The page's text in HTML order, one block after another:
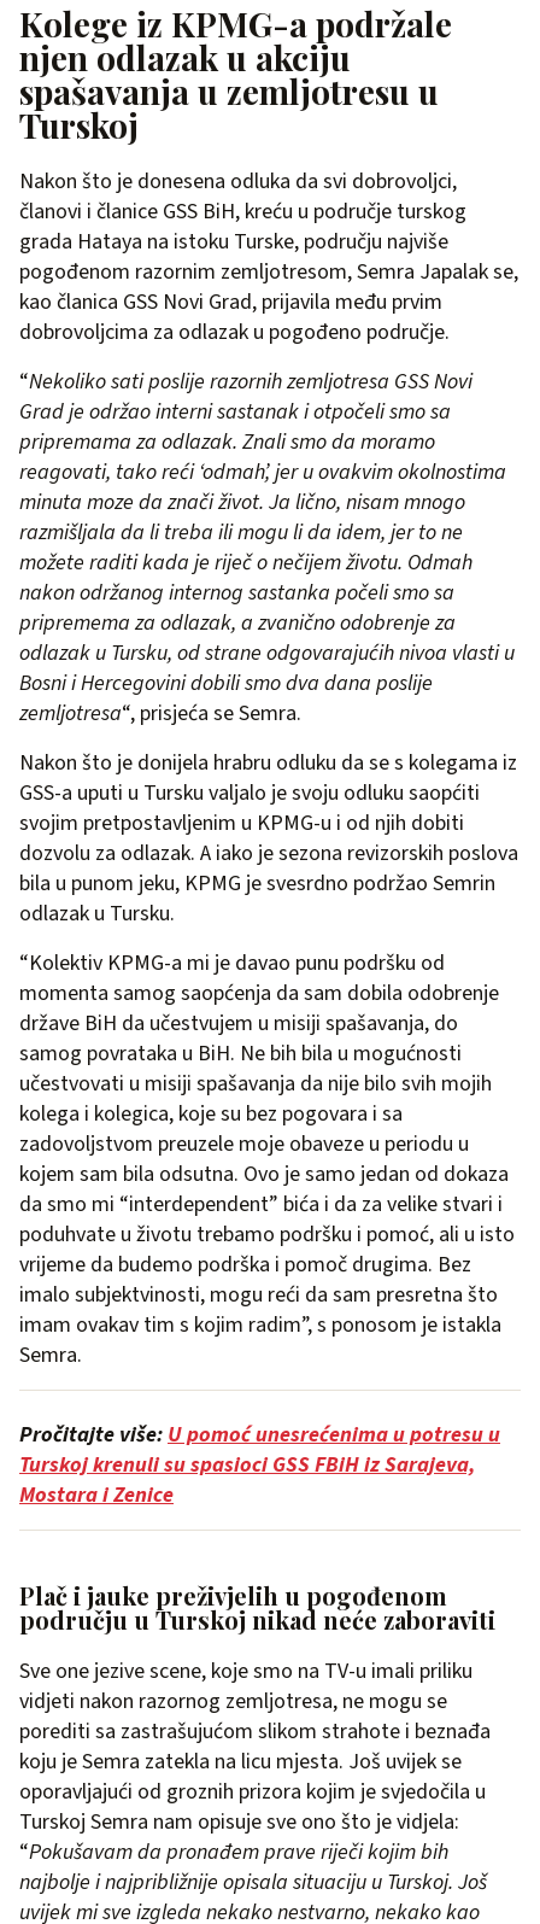
Kolege iz KPMG-a podržale
njen odlazak u akciju
spašavanja u zemljotresu u
Turskoj
Nakon što je donesena odluka da svi dobrovoljci,
članovi i članice GSS BiH, kreću u područje turskog
grada Hataya na istoku Turske, području najviše
pogođenom razornim zemljotresom, Semra Japalak se,
kao članica GSS Novi Grad, prijavila među prvim
dobrovoljcima za odlazak u pogođeno područje.
“Nekoliko sati poslije razornih zemljotresa GSS Novi
Grad je održao interni sastanak i otpočeli smo sa
pripremama za odlazak. Znali smo da moramo
reagovati, tako reći ‘odmah’, jer u ovakvim okolnostima
minuta moze da znači život. Ja lično, nisam mnogo
razmišljala da li treba ili mogu li da idem, jer to ne
možete raditi kada je riječ o nečijem životu. Odmah
nakon održanog internog sastanka počeli smo sa
pripremema za odlazak, a zvanično odobrenje za
odlazak u Tursku, od strane odgovarajućih nivoa vlasti u
Bosni i Hercegovini dobili smo dva dana poslije
zemljotresa“, prisjeća se Semra.
Nakon što je donijela hrabru odluku da se s kolegama iz
GSS-a uputi u Tursku valjalo je svoju odluku saopćiti
svojim pretpostavljenim u KPMG-u i od njih dobiti
dozvolu za odlazak. A iako je sezona revizorskih poslova
bila u punom jeku, KPMG je svesrdno podržao Semrin
odlazak u Tursku.
“Kolektiv KPMG-a mi je davao punu podršku od
momenta samog saopćenja da sam dobila odobrenje
države BiH da učestvujem u misiji spašavanja, do
samog povrataka u BiH. Ne bih bila u mogućnosti
učestvovati u misiji spašavanja da nije bilo svih mojih
kolega i kolegica, koje su bez pogovara i sa
zadovoljstvom preuzele moje obaveze u periodu u
kojem sam bila odsutna. Ovo je samo jedan od dokaza
da smo mi “interdependent” bića i da za velike stvari i
poduhvate u životu trebamo podršku i pomoć, ali u isto
vrijeme da budemo podrška i pomoč drugima. Bez
imalo subjektvinosti, mogu reći da sam presretna što
imam ovakav tim s kojim radim”, s ponosom je istakla
Semra.
Pročitajte više:U pomoć unesrećenima u potresu u
Turskoj krenuli su spasioci GSS FBiH iz Sarajeva,
Mostara i Zenice
Plač i jauke preživjelih u pogođenom
području u Turskoj nikad neće zaboraviti
Sve one jezive scene, koje smo na TV-u imali priliku
vidjeti nakon razornog zemljotresa, ne mogu se
porediti sa zastrašujućom slikom strahote i beznađa
koju je Semra zatekla na licu mjesta. Još uvijek se
oporavljajući od groznih prizora kojim je svjedočila u
Turskoj Semra nam opisuje sve ono što je vidjela:
“Pokušavam da pronađem prave riječi kojim bih
najbolje i najpribližnije opisala situaciju u Turskoj. Još
uvijek mi sve izgleda nekako nestvarno, nekako kao